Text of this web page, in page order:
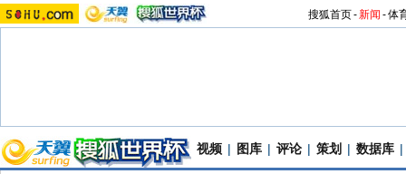
搜狐首页-新闻 -体
视频 | 图库 | 评论 | 策划 | 数据库 |